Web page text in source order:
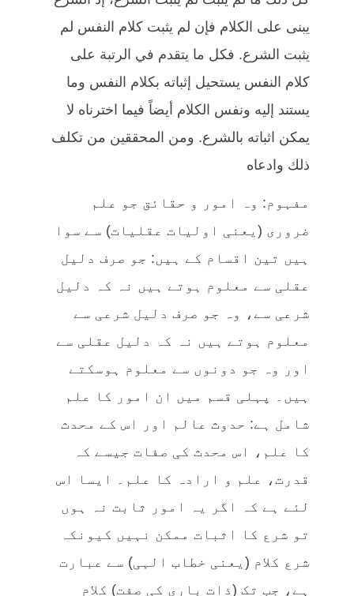
يبنى على الكلام فإن لم يثبت كلام النفس لم
يثبت الشرع. فكل ما يتقدم في الرتبة على
كلام النفس يستحيل إثباته بكلام النفس وما
يستند إليه ونفس الكلام أيضاً فيما اخترناه لا
يمكن اثباته بالشرع. ومن المحققين من تكلف
ذلك وادعاه
مفہوم: وہ امور و حقائق جو علم
ضروری (یعنی اولیات عقلیات) سے سوا
ہیں تین اقسام کے ہیں: جو صرف دلیل
عقلی سے معلوم ہوتے ہیں نہ کہ دلیل
شرعی سے، وہ جو صرف دلیل شرعی سے
معلوم ہوتے ہیں نہ کہ دلیل عقلی سے
اور وہ جو دونوں سے معلوم ہوسکتے
ہیں۔ پہلی قسم میں ان امور کا علم
شامل ہے: حدوث عالم اور اس کے محدث
کا علم، اس محدث کی صفات جیسے کہ
قدرت، علم و ارادہ کا علم۔ ایسا اس
لئے ہے کہ اگر یہ امور ثابت نہ ہوں
تو شرع کا اثبات ممکن نہیں کیونکہ
شرع کلام (یعنی خطاب الہی) سے عبارت
ہے، جب تک (ذات باری کی صفت) کلام